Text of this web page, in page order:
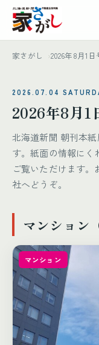
家さがし 2026年8月1
2026.07.04
2026年8月1
北海道新聞 朝刊本
す。紙面の情報にく
ご覧いただけます
社へどうぞ。
マンション
マンション